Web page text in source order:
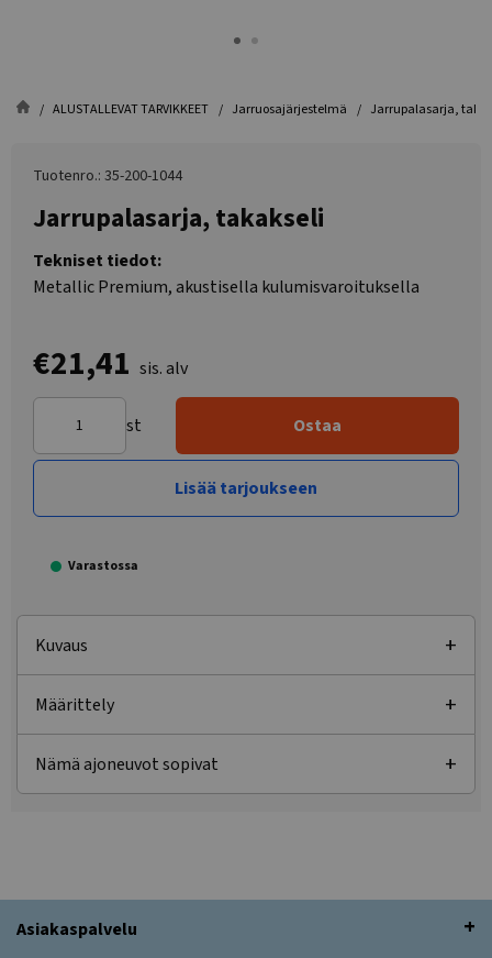
ALUSTALLEVAT TARVIKKEET Jarruosajärjestelmä Jarrupalasarja,
Tuotenro.: 35-200-1044
Jarrupalasarja, takakseli
Tekniset tiedot:
Metallic Premium, akustisella kulumisvaroituksella
€21,41 sis. alv
st Ostaa
Lisää tarjoukseen
Varastossa
Kuvaus
Määrittely
Nämä ajoneuvot sopivat
Asiakaspalvelu